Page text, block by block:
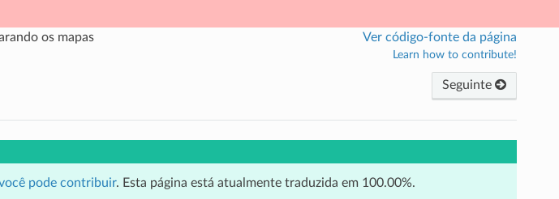
os mapas Ver código-fonte da página
Learn how to contribute!
Seguinte
pode contribuir. Esta página está atualmente traduzida em 100.00%.